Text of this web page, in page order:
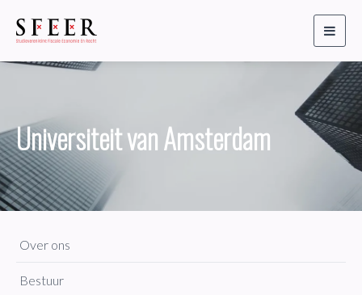
Toggle
Universiteit van Amsterdam
Over ons
Bestuur